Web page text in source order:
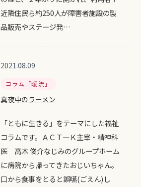
近隣住民ら約250人が障害者施設の製
品販売やステージ発…
2021.08.09
コラム「暖流」
真夜中のラーメン
「ともに生きる」をテーマにした福祉
コラムです。ＡＣＴ―Ｋ主宰・精神科
医 高木 俊介なじみのグループホーム
に病院から帰ってきたおじいちゃん。
口から食事をとると誤嚥(ごえん)し